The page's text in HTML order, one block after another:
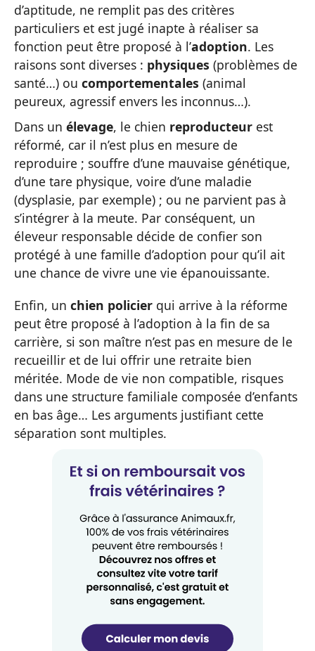
d’aptitude, ne remplit pas des critères
particuliers et est jugé inapte à réaliser sa
fonction peut être proposé à l’adoption. Les
raisons sont diverses : physiques (problèmes de
santé…) ou comportementales (animal
peureux, agressif envers les inconnus…).
Dans un élevage, le chien reproducteur est
réformé, car il n’est plus en mesure de
reproduire ; souffre d’une mauvaise génétique,
d’une tare physique, voire d’une maladie
(dysplasie, par exemple) ; ou ne parvient pas à
s’intégrer à la meute. Par conséquent, un
éleveur responsable décide de confier son
protégé à une famille d’adoption pour qu’il ait
une chance de vivre une vie épanouissante.
Enfin, un chien policier qui arrive à la réforme
peut être proposé à l’adoption à la fin de sa
carrière, si son maître n’est pas en mesure de le
recueillir et de lui offrir une retraite bien
méritée. Mode de vie non compatible, risques
dans une structure familiale composée d’enfants
en bas âge… Les arguments justifiant cette
séparation sont multiples.